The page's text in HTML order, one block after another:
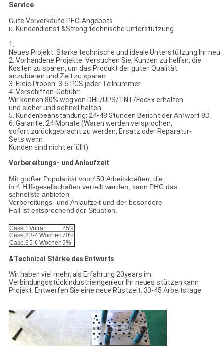
Service
Gute Vorverkäufe PHC-Angebots
u. Kundendienst &Strong technische Unterstützung
1.
Neues Projekt: Starke technische und ideale Unterstützung Ihr
2. Vorhandene Projekte: Versuchen Sie, Kunden zu helfen, die
Kosten zu sparen, um das Produkt der guten Qualität
anzubieten und Zeit zu sparen.
3. Freie Proben: 3-5 PCS jeder Teilnummer.
4. Verschiffen-Gebühr:
Wir können 80% weg von DHL/UPS/TNT/FedEx erhalten
und sicher und schnell halten.
5. Kundenbeanstandung: 24-48 Stunden Bericht der Antwort 8D.
6. Garantie: 24 Monate (Waren werden versprochen,
sofort zurückgebracht zu werden, Ersatz oder Reparatur-
Sets wenn
Kunden sind nicht erfüllt)
Vorbereitungs- und Anlaufzeit
Mit großer Popularität von 450 Arbeitskräften, die
in 4 Hilfsgesellschaften verteilt werden, kann PHC das
schnellste anbieten
Vorbereitungs- und Anlaufzeit und der besondere
Fall ist entsprechend der Situation.
Case.1 Vorrat
25%
Case.23-4 Wochen70%
Case.35-6 Wochen5%
&Technical Stärke des Entwurfs
Wir haben viel mehr, als Erfahrung 20years im
Verbindungsstückindustrieingenieur Ihr neues stützen kann
Projekt. Entwerfen Sie eine neue Rüstzeit: 30-45 Arbeitstage